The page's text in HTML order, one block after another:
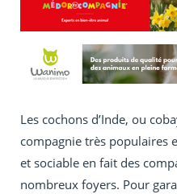
Les cochons d’Inde, ou
compagnie très populaires
et sociable en fait des
nombreux foyers. Pour